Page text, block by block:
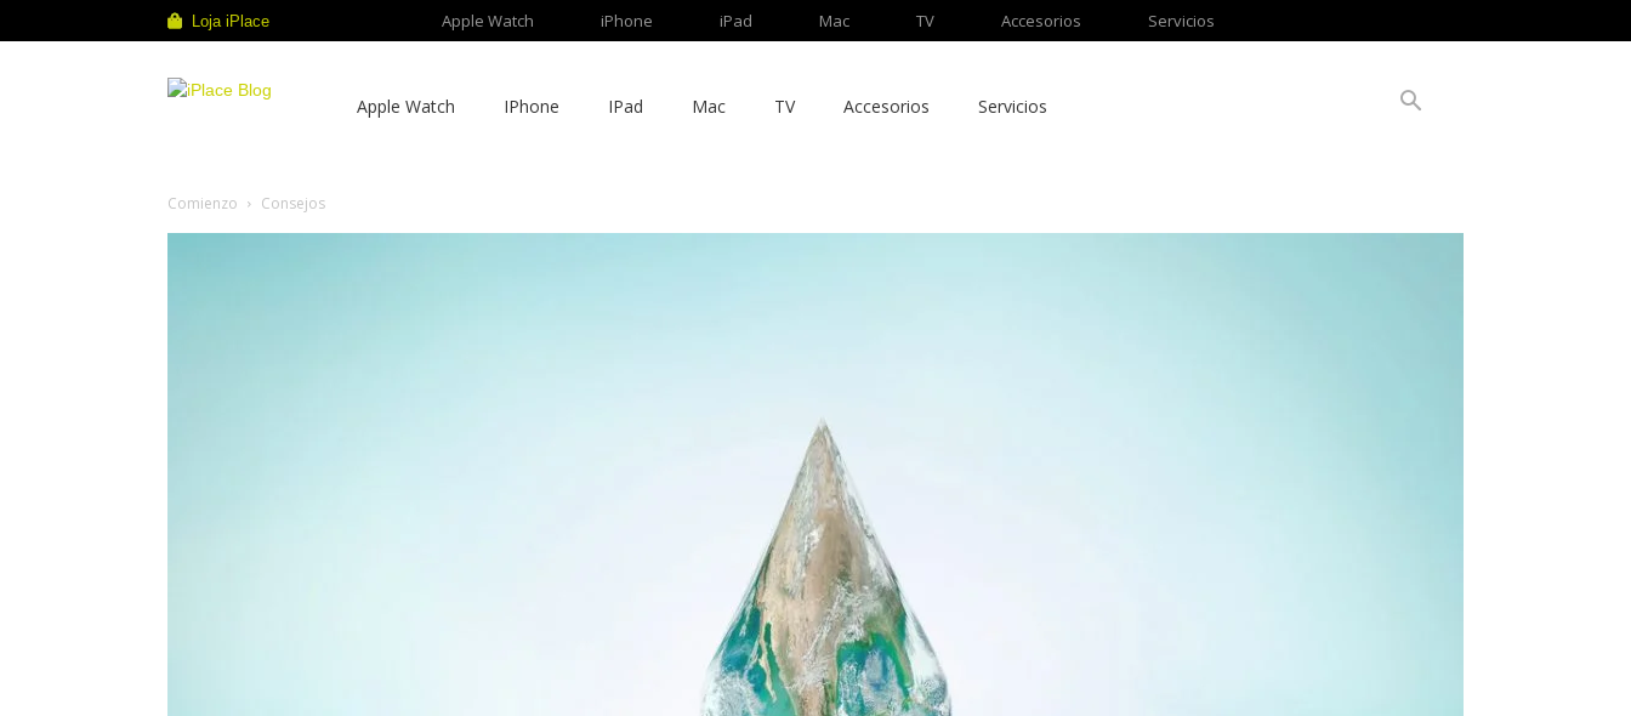
Loja iPlace Apple Watch iPhone iPad Mac TV Accesorios Servicios
Apple Watch IPhone IPad Mac TV Accesorios Servicios
Comienzo Consejos